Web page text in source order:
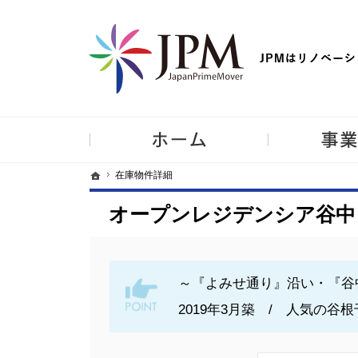
ホーム
在庫物件詳細
オープンレジデンシア谷
～『よみせ通り』沿い・『
2019年3月築 / 人気の谷根
ホーム
在庫物件詳細